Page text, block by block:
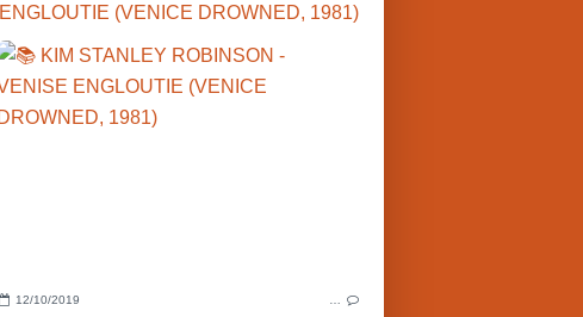
AVENTURES
ENGLOUTIE (VENICE DROWNED, 1981)
12/10/2019